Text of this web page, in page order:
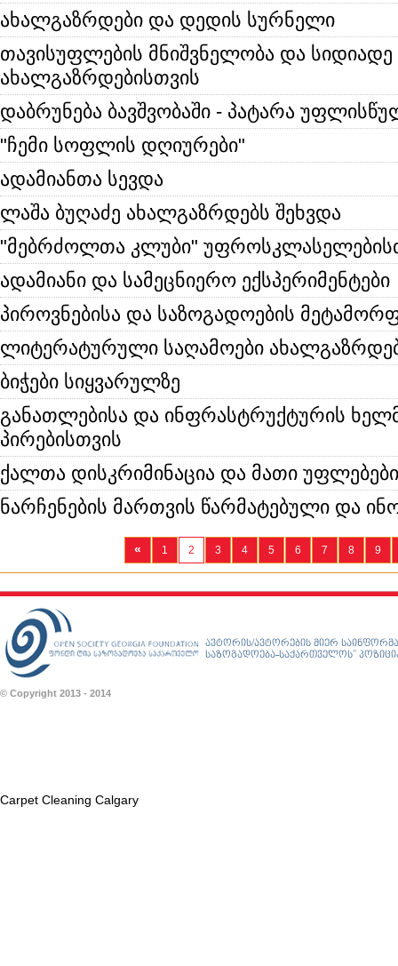
ახალგაზრდები და დედის სურნელი
თავისუფლების მნიშვნელობა და სიდიადე
ახალგაზრდებისთვის
დაბრუნება ბავშვობაში - პატარა
"ჩემი სოფლის დღიურები"
ადამიანთა სევდა
ლაშა ბუღაძე ახალგაზრდებს შეხვდა
"მებრძოლთა კლუბი"
ადამიანი და სამეცნიერო ექსპერიმენტები
პიროვნებისა და საზოგადოების
ლიტერატურული საღამოები
ბიჭები სიყვარულზე
განათლებისა და ინფრასტრუქტურის
პირებისთვის
ქალთა დისკრიმინაცია და მათი
ნარჩენების მართვის წარმატებული და
« 1 2 3 4 5 6 7 8 9
ავტორის/ავტორების მიერ
საზოგადოება-საქართველოს”
© Copyright 2013 - 2014
Carpet Cleaning Calgary